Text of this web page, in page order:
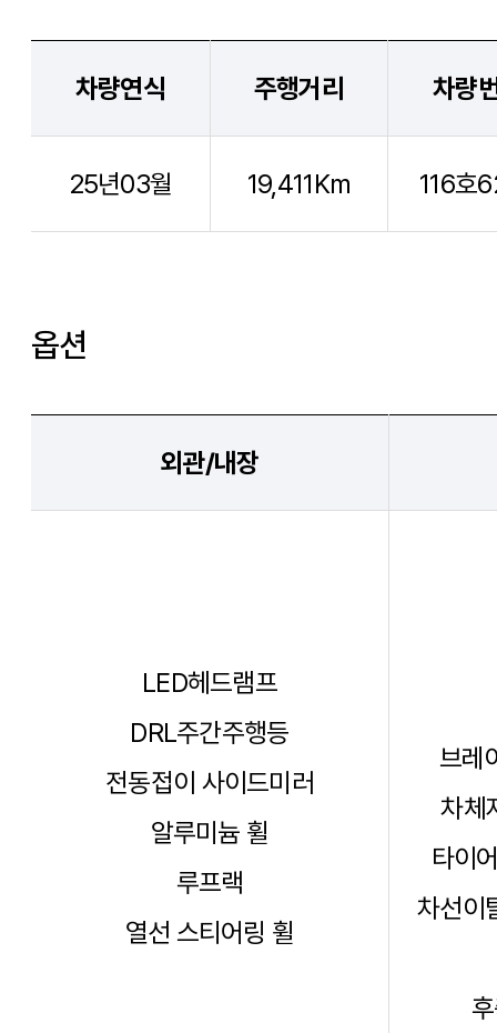
차량연식 주행거리
25년03월 19,411Km
차량
116호
옵션
외관/내장
LED헤드램프
DRL주간주행등
전동접이 사이드미러
알루미늄 휠
루프랙
열선 스티어링 휠
브레
차체
타이
차선이